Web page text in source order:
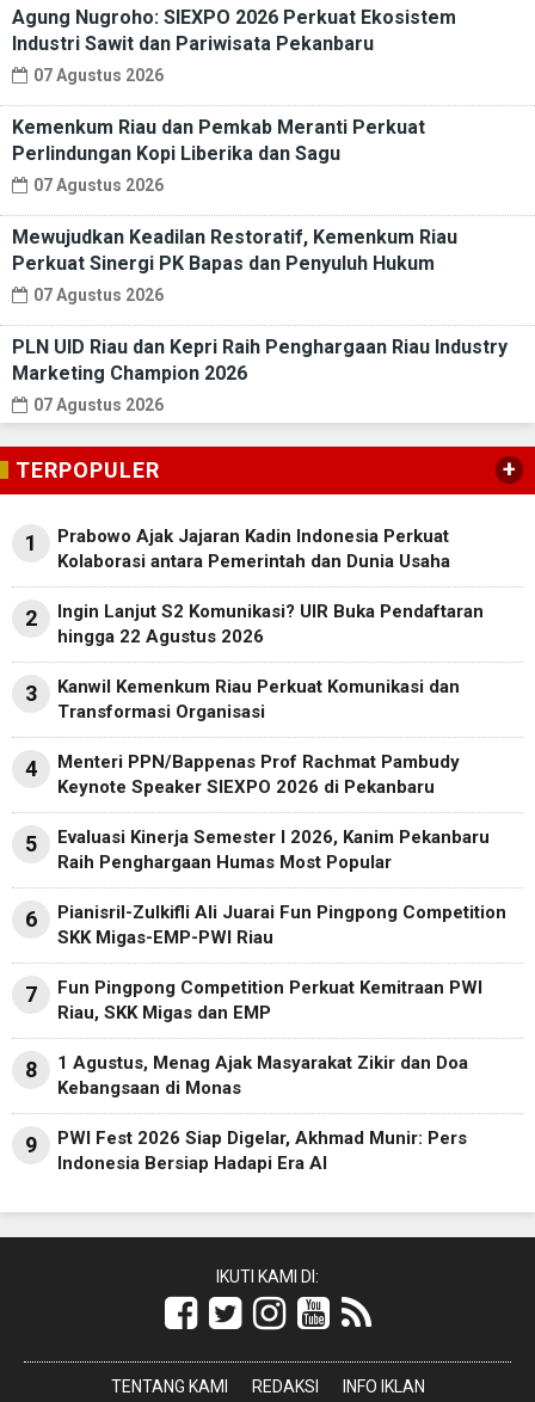
Agung Nugroho: SIEXPO 2026 Perkuat Ekosistem
Industri Sawit dan Pariwisata Pekanbaru
07 Agustus 2026
Kemenkum Riau dan Pemkab Meranti Perkuat
Perlindungan Kopi Liberika dan Sagu
07 Agustus 2026
Mewujudkan Keadilan Restoratif, Kemenkum Riau
Perkuat Sinergi PK Bapas dan Penyuluh Hukum
07 Agustus 2026
PLN UID Riau dan Kepri Raih Penghargaan Riau Industry
Marketing Champion 2026
07 Agustus 2026
TERPOPULER +
1
Prabowo Ajak Jajaran Kadin Indonesia Perkuat
Kolaborasi antara Pemerintah dan Dunia Usaha
2
Ingin Lanjut S2 Komunikasi? UIR Buka Pendaftaran
hingga 22 Agustus 2026
3
Kanwil Kemenkum Riau Perkuat Komunikasi dan
Transformasi Organisasi
4
Menteri PPN/Bappenas Prof Rachmat Pambudy
Keynote Speaker SIEXPO 2026 di Pekanbaru
5
Evaluasi Kinerja Semester I 2026, Kanim Pekanbaru
Raih Penghargaan Humas Most Popular
6
Pianisril-Zulkifli Ali Juarai Fun Pingpong Competition
SKK Migas-EMP-PWI Riau
7
Fun Pingpong Competition Perkuat Kemitraan PWI
Riau, SKK Migas dan EMP
8
1 Agustus, Menag Ajak Masyarakat Zikir dan Doa
Kebangsaan di Monas
9
PWI Fest 2026 Siap Digelar, Akhmad Munir: Pers
Indonesia Bersiap Hadapi Era AI
IKUTI KAMI DI:
TENTANG KAMI REDAKSI INFO IKLAN